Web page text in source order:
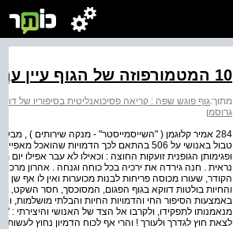
10 המטמורפוזה של הגוף עיין ערֶך: 'אהבה'
מתוך:גוף פוגש שפה : קריאה פסיכואנליטית בסיפוריו של
גרוסמן
284 אמיר קלוגמן ( "השייסמייסטר" - מנקה שירותים ) ,
טבול באנושי על 506 בהתאם לכך הדמויות
ופגימותן הגופנית זועקות החוצה : וכאילו לא עבר אפילו
נראית . חנה גירדה את ירכיה בכל כוחה וגנחה . אהרון
והחיות בולטות דווקא בגוף הפגום, המסוכסך, חסר השקט,
באמצעות הסיפור החי והדמויות החיות והבלתי מושלמות,
מנאמנותו לתפקידו, ולקרבו אל הצד של האנושי והיצירתי :
לצאת חוץ לגדרך ולעורך ! והרי אף לכוח הדמיון נחוץ